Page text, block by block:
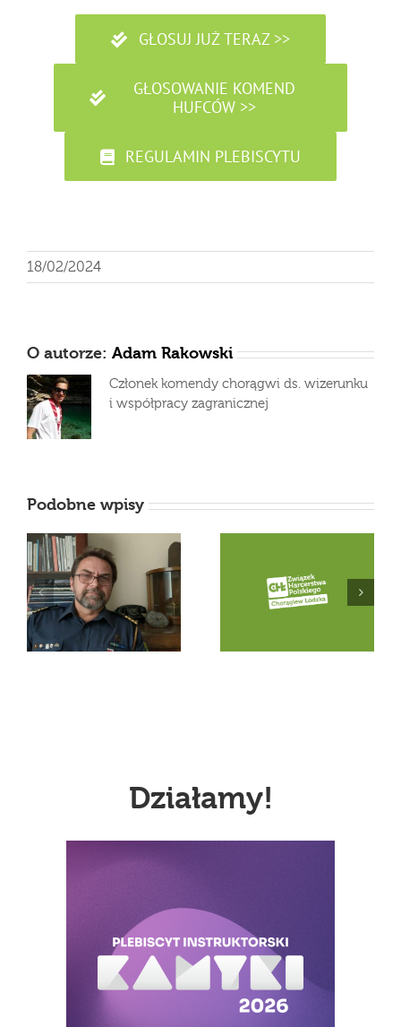
GŁOSUJ JUŻ TERAZ >>
GŁOSOWANIE KOMEND
HUFCÓW >>
REGULAMIN PLEBISCYTU
18/02/2024
O autorze: Adam Rakowski
Członek komendy chorągwi ds. wizerunku
i współpracy zagranicznej
Podobne wpisy
Zawiadomienie o
incydencie
dotyczącym danych
osobowych
Odeszła druhna
Działamy!